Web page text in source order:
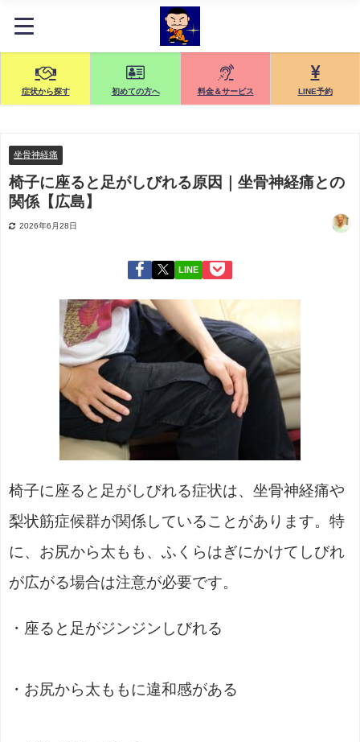
症状から探す 初めての方へ 料金＆サービス LINE予約
坐骨神経痛
椅子に座ると足がしびれる原因｜坐骨神経痛との
関係【広島】
2026年6月28日
LINE
椅子に座ると足がしびれる症状は、坐骨神経痛や
梨状筋症候群が関係していることがあります。特
に、お尻から太もも、ふくらはぎにかけてしびれ
が広がる場合は注意が必要です。
・座ると足がジンジンしびれる
・お尻から太ももに違和感がある